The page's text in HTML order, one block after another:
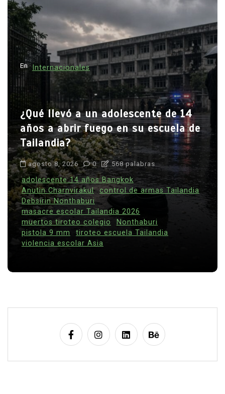
En Internacionales
¿Qué llevó a un adolescente de 14
años a abrir fuego en su escuela de
Tailandia?
agosto 8, 2026 0 568 palabras
adolescente 14 años Bangkok
Anutin Charnvirakul
control de armas Tailandia
Debsirin Nonthaburi
masacre escolar Tailandia 2026
muertos tiroteo colegio
Nonthaburi
pistola 9 mm
tiroteo escuela Tailandia
violencia escolar Asia